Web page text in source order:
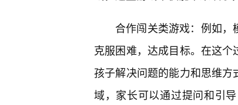
合作闯关类游戏：例如
克服困难，达成目标。在这
孩子解决问题的能力和思维
域，家长可以通过提问和引